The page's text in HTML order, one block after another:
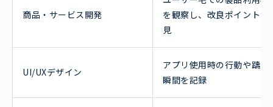
商品・サービス開発
を観察し、改良ポイントを
見
UI/UXデザイン
アプリ使用時の行動や躊躇
瞬間を記録